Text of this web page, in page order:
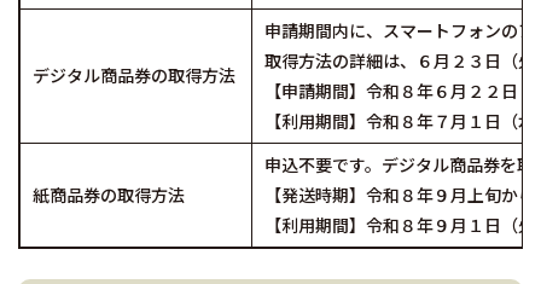
デジタル商品券の取得方法
申請期間内に、スマートフォンの
取得方法の詳細は、６月２３日（
【申請期間】令和８年６月２２日
【利用期間】令和８年７月１日（
紙商品券の取得方法
申込不要です。デジタル商品券を
【発送時期】令和８年９月上旬か
【利用期間】令和８年９月１日（